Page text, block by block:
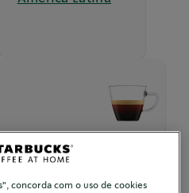
concorda com o uso de cookies